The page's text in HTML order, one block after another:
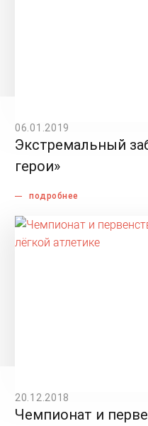
06.01.2019
Экстремальный
герои»
подробнее
20.12.2018
Чемпионат и